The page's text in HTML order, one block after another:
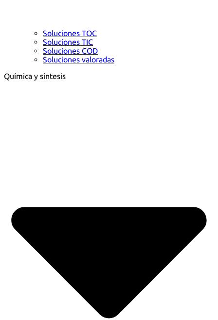
Soluciones TOC
Soluciones TIC
Soluciones COD
Soluciones valoradas
Química y síntesis